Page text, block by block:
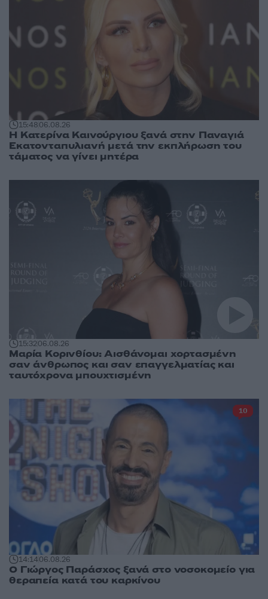
15:4806.08.26
Η Κατερίνα Καινούργιου ξανά στην Παναγιά
Εκατονταπυλιανή μετά την εκπλήρωση του
τάματος να γίνει μητέρα
15:3206.08.26
Μαρία Κορινθίου: Αισθάνομαι χορτασμένη
σαν άνθρωπος και σαν επαγγελματίας και
ταυτόχρονα μπουχτισμένη
14:1406.08.26
O Γιώργος Παράσχος ξανά στο νοσοκομείο για
θεραπεία κατά του καρκίνου
10